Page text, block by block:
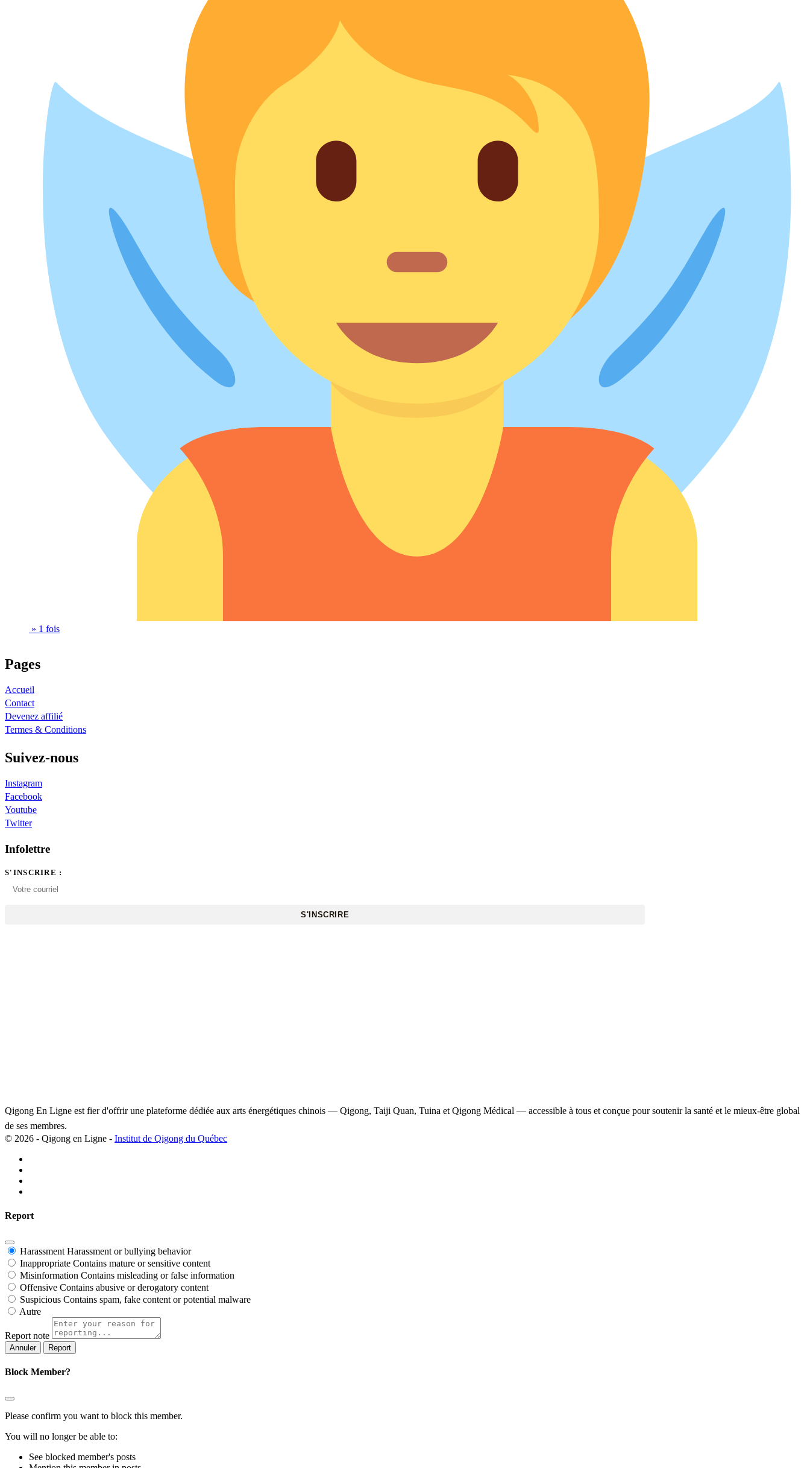
» 1 fois
Pages
Accueil
Contact
Devenez affilié
Termes & Conditions
Suivez-nous
Instagram
Facebook
Youtube
Twitter
Infolettre
S'INSCRIRE :
S'INSCRIRE
Qigong En Ligne est fier d'offrir une plateforme dédiée aux arts énergétiques chinois — Qigong, Taiji Quan, Tuina et Qigong Médical — accessible à tous et conçue pour soutenir la santé et le mieux-être global
de ses membres.
© 2026 - Qigong en Ligne - Institut de Qigong du Québec
Report
Harassment Harassment or bullying behavior
Inappropriate Contains mature or sensitive content
Misinformation Contains misleading or false information
Offensive Contains abusive or derogatory content
Suspicious Contains spam, fake content or potential malware
Autre
Report note
Report
Block Member?
Please confirm you want to block this member.
You will no longer be able to:
See blocked member's posts